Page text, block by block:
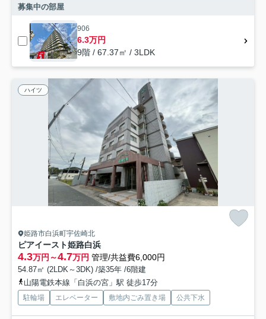
募集中の部屋
906
6.3万円
9階 / 67.37㎡ / 3LDK
ハイツ
姫路市白浜町宇佐崎北
ピアイースト姫路白浜
4.3万円～4.7万円 管理/共益費6,000円
54.87㎡ (2LDK～3DK) /築35年 /6階建
山陽電鉄本線「白浜の宮」駅 徒歩17分
駐輪場 エレベーター 敷地内ごみ置き場 公共下水